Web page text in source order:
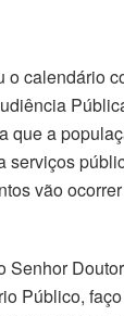
calendário
que a
serviços
vão
Senhor
Público,